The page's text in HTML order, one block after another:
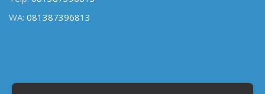
WA: 081387396813